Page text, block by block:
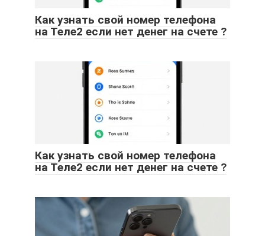
Как узнать свой номер телефона
на Теле2 если нет денег на счете ?
Как узнать свой номер телефона
на Теле2 если нет денег на счете ?